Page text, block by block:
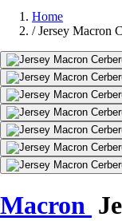
Home
/ Jersey Macron
Macron